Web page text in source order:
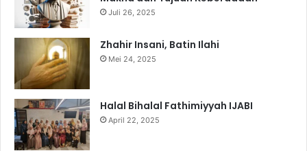
Juli 26, 2025
Zhahir Insani, Batin Ilahi
Mei 24, 2025
Halal Bihalal Fathimiyyah IJABI
April 22, 2025